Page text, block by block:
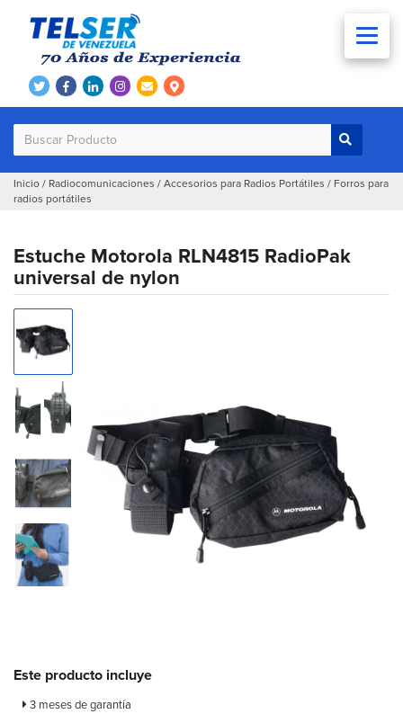
Inicio / Radiocomunicaciones / Accesorios para Radios Portátiles / Forros para
radios portátiles
Estuche Motorola RLN4815 RadioPak
universal de nylon
Este producto incluye
3 meses de garantía